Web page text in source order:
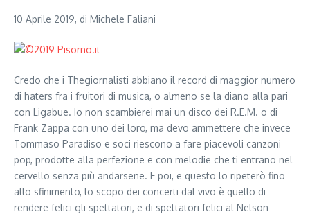
10 Aprile 2019, di Michele Faliani
Credo che i Thegiornalisti abbiano il record di maggior numero
di haters fra i fruitori di musica, o almeno se la diano alla pari
con Ligabue. Io non scambierei mai un disco dei R.E.M. o di
Frank Zappa con uno dei loro, ma devo ammettere che invece
Tommaso Paradiso e soci riescono a fare piacevoli canzoni
pop, prodotte alla perfezione e con melodie che ti entrano nel
cervello senza più andarsene. E poi, e questo lo ripeterò fino
allo sfinimento, lo scopo dei concerti dal vivo è quello di
rendere felici gli spettatori, e di spettatori felici al Nelson